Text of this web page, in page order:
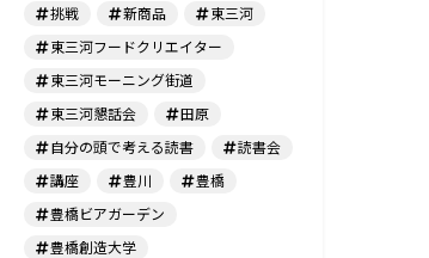
挑戦
新商品
東三河
東三河フードクリエイター
東三河モーニング街道
東三河懇話会
田原
自分の頭で考える読書
読書会
講座
豊川
豊橋
豊橋ビアガーデン
豊橋創造大学